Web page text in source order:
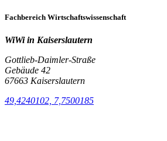
Fachbereich Wirtschaftswissenschaft
WiWi in Kaiserslautern
Gottlieb-Daimler-Straße
Gebäude 42
67663 Kaiserslautern
49,4240102, 7,7500185